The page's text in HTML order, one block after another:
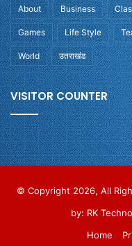
About Business
Games Life Style
World उतराखंड
VISITOR COUNTER
© Copyright 2026, All
by: RK
Home